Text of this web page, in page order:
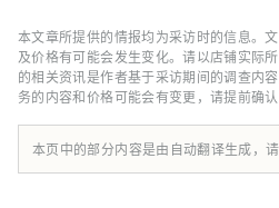
本文章所提供的情报均为采访时的信息。
及价格有可能会发生变化。请以店铺实际
的相关资讯是作者基于采访期间的调查内
务的内容和价格可能会有变更，请提前确
本页中的部分内容是由自动翻译生成，请